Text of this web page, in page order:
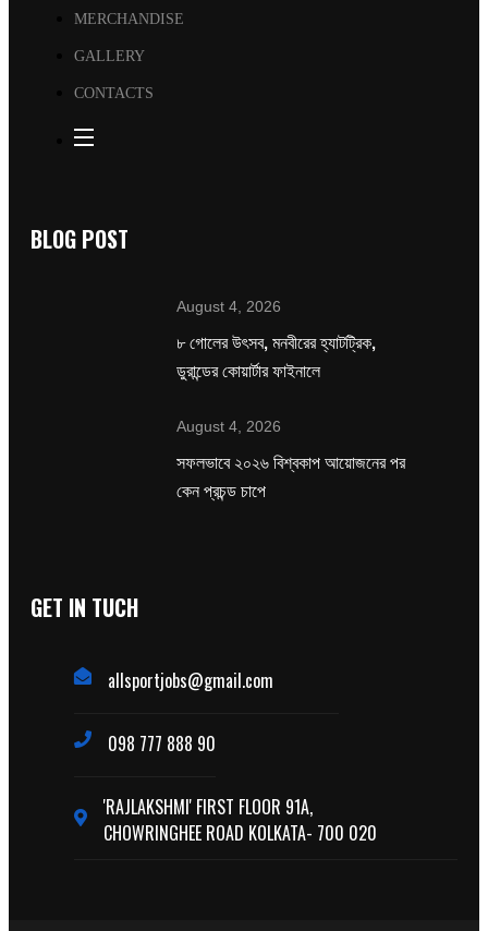
MERCHANDISE
GALLERY
CONTACTS
BLOG POST
August 4, 2026
৮ গোলের উৎসব, মনবীরের হ্যাটট্রিক,
ডুরান্ডের কোয়ার্টার ফাইনালে
August 4, 2026
সফলভাবে ২০২৬ বিশ্বকাপ আয়োজনের পর
কেন প্রচন্ড চাপে
GET IN TUCH
allsportjobs@gmail.com
098 777 888 90
'RAJLAKSHMI' FIRST FLOOR 91A,
CHOWRINGHEE ROAD KOLKATA- 700 020